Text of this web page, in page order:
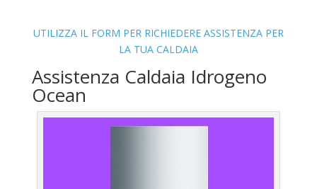
UTILIZZA IL FORM PER RICHIEDERE ASSISTENZA PER
LA TUA CALDAIA
Assistenza Caldaia Idrogeno
Ocean